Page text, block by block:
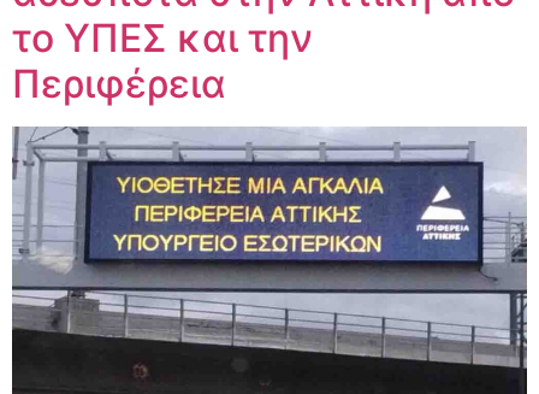
το ΥΠΕΣ και την
Περιφέρεια